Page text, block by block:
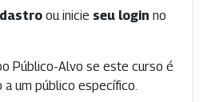
ou inicie seu login no
Público-Alvo se este curso é
um público específico.